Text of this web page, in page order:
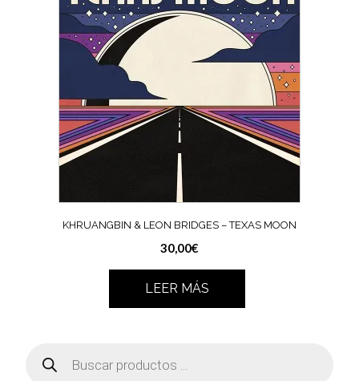
KHRUANGBIN & LEON BRIDGES – TEXAS MOON
30,00€
LEER MÁS
productos